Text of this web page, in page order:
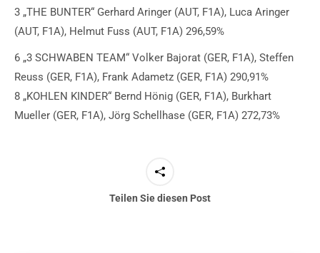
3 „THE BUNTER“ Gerhard Aringer (AUT, F1A), Luca Aringer
(AUT, F1A), Helmut Fuss (AUT, F1A) 296,59%
6 „3 SCHWABEN TEAM“ Volker Bajorat (GER, F1A), Steffen
Reuss (GER, F1A), Frank Adametz (GER, F1A) 290,91%
8 „KOHLEN KINDER“ Bernd Hönig (GER, F1A), Burkhart
Mueller (GER, F1A), Jörg Schellhase (GER, F1A) 272,73%
Teilen Sie diesen Post